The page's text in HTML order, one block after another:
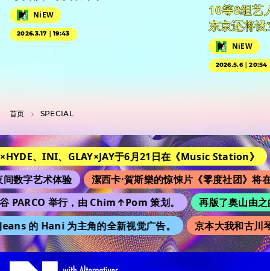
NiEW
2026.3.17｜19:43
10等8组艺
东京还将
NiEW
2026.5.6｜20:54
首页 SPECIAL
、GLAY×JAY于6月21日在《Music Station》
改编自
术体验
潔西卡·賀斯樂的惊悚片《零度社团》将在日本上
举行，由 Chim↑Pom 策划。
再版了奥山由之的
Hani 为主角的全新视觉广告。
京本大我和古川琴音